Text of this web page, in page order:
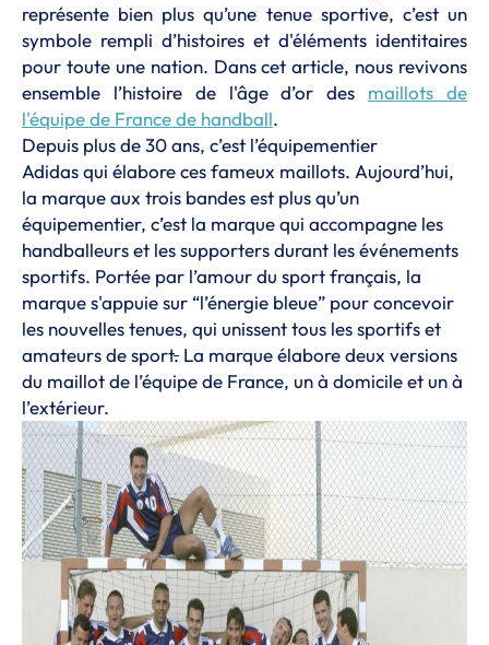
représente bien plus qu’une tenue sportive, c’est un
symbole rempli d’histoires et d'éléments identitaires
pour toute une nation. Dans cet article, nous revivons
ensemble l’histoire de l'âge d’or des maillots de
l'équipe de France de handball.
Depuis plus de 30 ans, c’est l’équipementier
Adidas qui élabore ces fameux maillots. Aujourd’hui,
la marque aux trois bandes est plus qu’un
équipementier, c’est la marque qui accompagne les
handballeurs et les supporters durant les événements
sportifs. Portée par l’amour du sport français, la
marque s'appuie sur “l’énergie bleue” pour concevoir
les nouvelles tenues, qui unissent tous les sportifs et
amateurs de sport. La marque élabore deux versions
du maillot de l’équipe de France, un à domicile et un à
l’extérieur.